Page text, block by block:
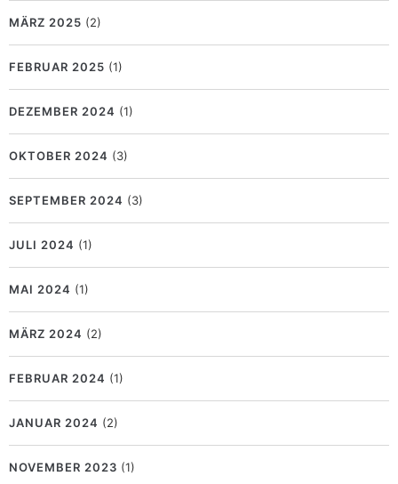
MÄRZ 2025 (2)
FEBRUAR 2025 (1)
DEZEMBER 2024 (1)
OKTOBER 2024 (3)
SEPTEMBER 2024 (3)
JULI 2024 (1)
MAI 2024 (1)
MÄRZ 2024 (2)
FEBRUAR 2024 (1)
JANUAR 2024 (2)
NOVEMBER 2023 (1)